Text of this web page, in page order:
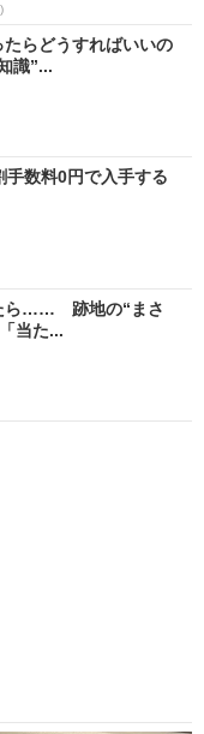
らどうすればいいの
識”...
数料0円で入手する
ら…… 跡地の“まさ
当た...